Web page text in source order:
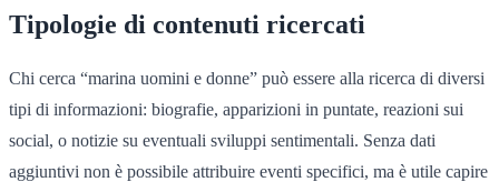
Tipologie di contenuti ricercati
Chi cerca “marina uomini e donne” può essere alla ricerca di diversi
tipi di informazioni: biografie, apparizioni in puntate, reazioni sui
social, o notizie su eventuali sviluppi sentimentali. Senza dati
aggiuntivi non è possibile attribuire eventi specifici, ma è utile capire